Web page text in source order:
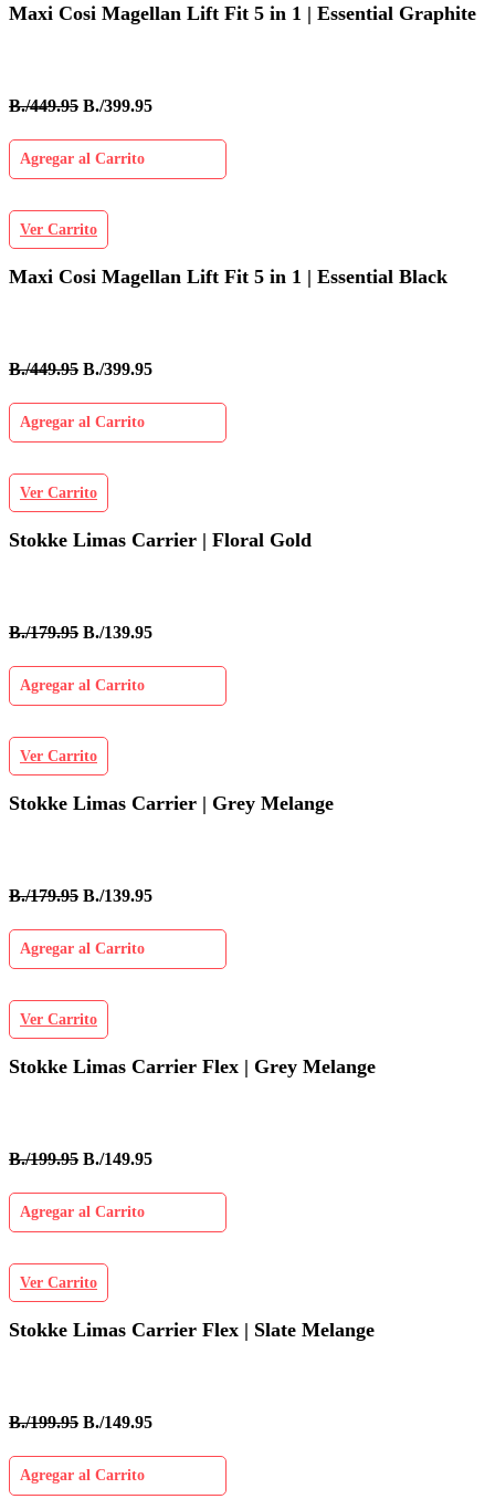
Maxi Cosi Magellan Lift Fit 5 in 1 | Essential Graphite
B./449.95 B./399.95
Agregar al Carrito
Ver Carrito
Maxi Cosi Magellan Lift Fit 5 in 1 | Essential Black
B./449.95 B./399.95
Agregar al Carrito
Ver Carrito
Stokke Limas Carrier | Floral Gold
B./179.95 B./139.95
Agregar al Carrito
Ver Carrito
Stokke Limas Carrier | Grey Melange
B./179.95 B./139.95
Agregar al Carrito
Ver Carrito
Stokke Limas Carrier Flex | Grey Melange
B./199.95 B./149.95
Agregar al Carrito
Ver Carrito
Stokke Limas Carrier Flex | Slate Melange
B./199.95 B./149.95
Agregar al Carrito